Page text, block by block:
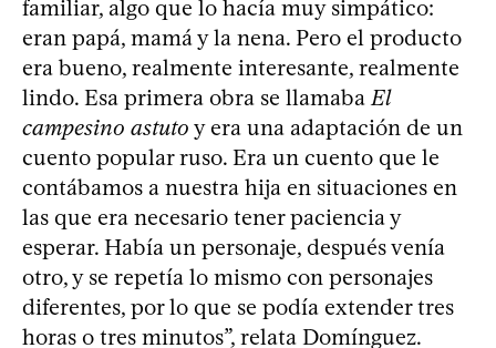
familiar, algo que lo hacía muy simpático:
eran papá, mamá y la nena. Pero el producto
era bueno, realmente interesante, realmente
lindo. Esa primera obra se llamabaEl
campesino astuto y era una adaptación de un
cuento popular ruso. Era un cuento que le
contábamos a nuestra hija en situaciones en
las que era necesario tener paciencia y
esperar. Había un personaje, después venía
otro, y se repetía lo mismo con personajes
diferentes, por lo que se podía extender tres
horas o tres minutos”, relata Domínguez.